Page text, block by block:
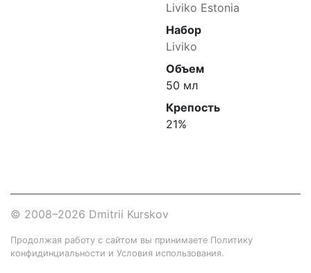
Liviko Estonia
Набор
Liviko
Объем
50 мл
Крепость
21%
© 2008–2026 Dmitrii Kurskov
Продолжая работу с сайтом вы принимаете Политику
конфидинциальности и Условия использования.